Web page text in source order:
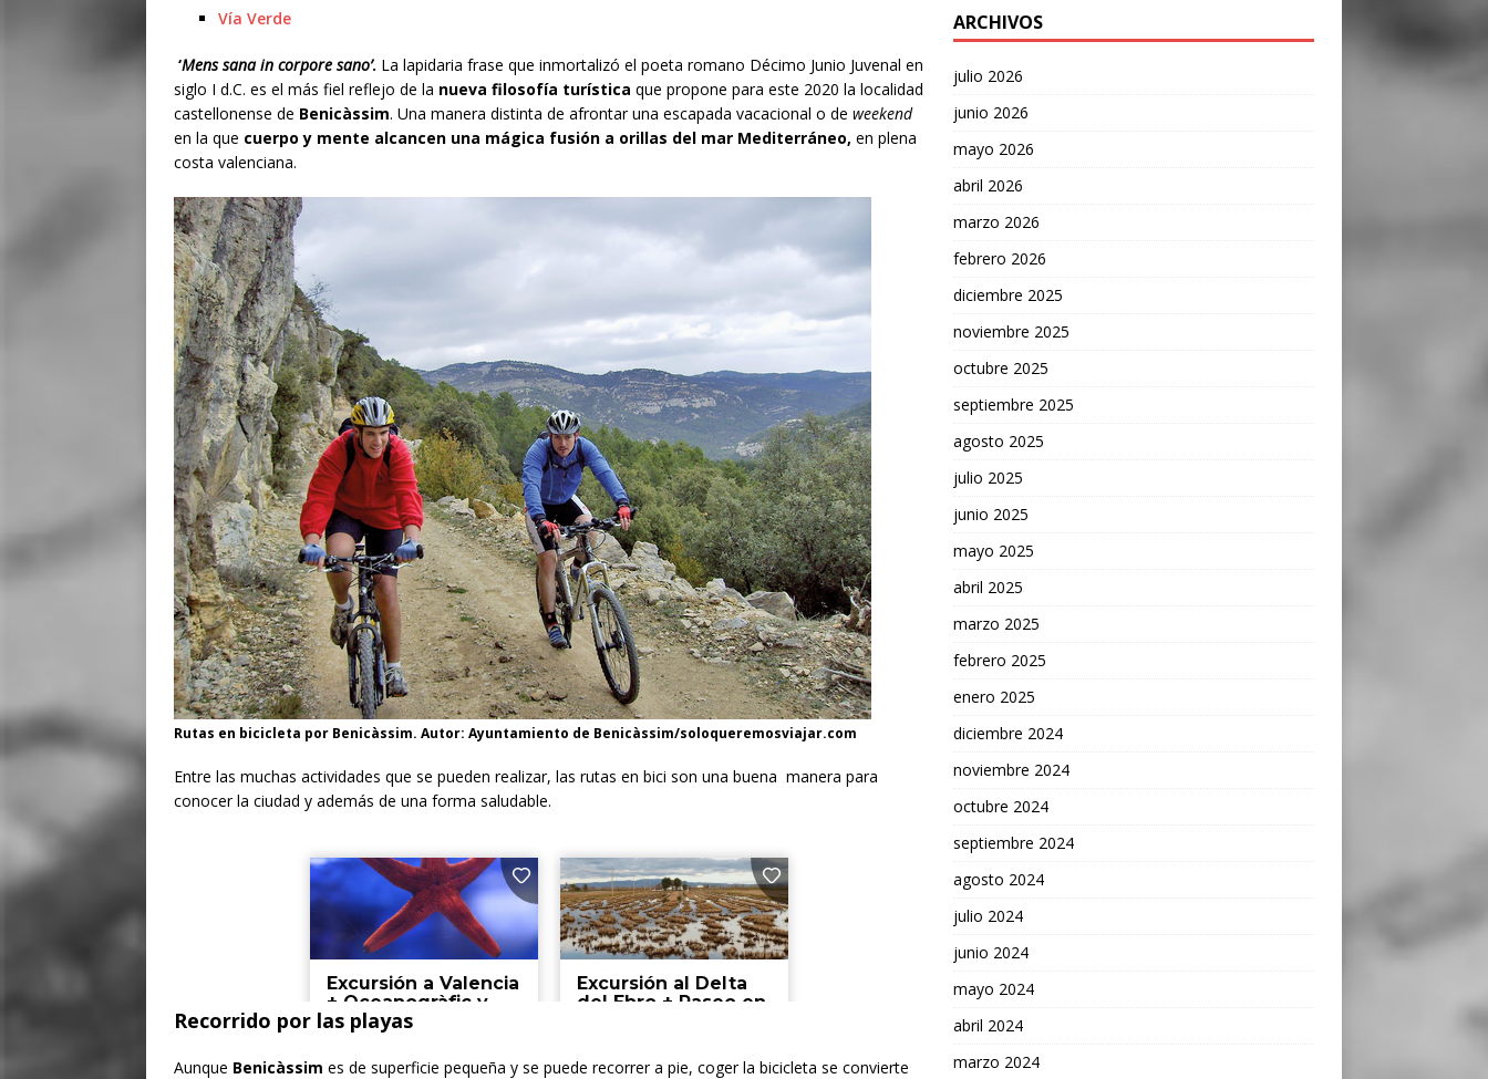
Vía Verde
‘Mens sana in corpore sano’. La lapidaria frase que inmortalizó el poeta romano Décimo Junio Juvenal en
siglo I d.C. es el más fiel reflejo de la nueva filosofía turística que propone para este 2020 la localidad
castellonense de Benicàssim. Una manera distinta de afrontar una escapada vacacional o de weekend
en la que cuerpo y mente alcancen una mágica fusión a orillas del mar Mediterráneo, en plena
costa valenciana.
Rutas en bicicleta por Benicàssim. Autor: Ayuntamiento de Benicàssim/soloqueremosviajar.com
Entre las muchas actividades que se pueden realizar, las rutas en bici son una buena manera para
conocer la ciudad y además de una forma saludable.
Recorrido por las playas
Aunque Benicàssim es de superficie pequeña y se puede recorrer a pie, coger la bicicleta se convierte
ARCHIVOS
julio 2026
junio 2026
mayo 2026
abril 2026
marzo 2026
febrero 2026
diciembre 2025
noviembre 2025
octubre 2025
septiembre 2025
agosto 2025
julio 2025
junio 2025
mayo 2025
abril 2025
marzo 2025
febrero 2025
enero 2025
diciembre 2024
noviembre 2024
octubre 2024
septiembre 2024
agosto 2024
julio 2024
junio 2024
mayo 2024
abril 2024
marzo 2024